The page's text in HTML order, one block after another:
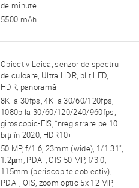
de minute
5500 mAh
Obiectiv Leica, senzor de spectru
de culoare, Ultra HDR, bliț LED,
HDR, panoramă
8K la 30fps, 4K la 30/60/120fps,
1080p la 30/60/120/240/960fps,
giroscopic-EIS, înregistrare pe 10
biți în 2020, HDR10+
50 MP, f/1.6, 23mm (wide), 1/1.31",
1.2µm, PDAF, OIS 50 MP, f/3.0,
115mm (periscop teleobiectiv),
PDAF, OIS, zoom optic 5x 12 MP,